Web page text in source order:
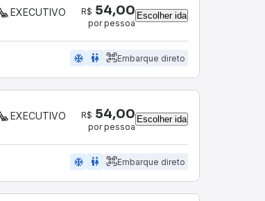
EXECUTIVO R$ 54,00
por pessoa
Escolher ida
ac_unit wc Embarque direto
EXECUTIVO R$ 54,00
por pessoa
Escolher ida
ac_unit wc Embarque direto